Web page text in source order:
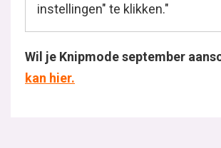
instellingen" te klikken."
Wil je Knipmode september
kan hier.